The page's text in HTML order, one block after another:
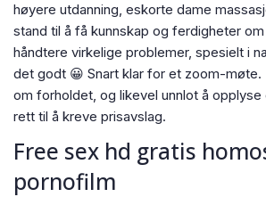
høyere utdanning, eskorte dame
stand til å få kunnskap og ferdigheter
håndtere virkelige problemer, spesielt i
det godt 😀 Snart klar for et zoom-møte.
om forholdet, og likevel unnlot å opplyse
rett til å kreve prisavslag.
Free sex hd gratis
pornofilm